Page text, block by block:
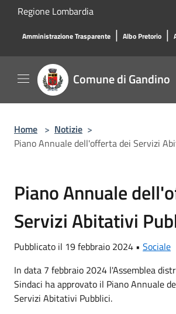
Salta al contenuto principale
Regione Lombardia
Amministrazione Trasparente | Albo Pretorio |
Comune di Gandino
Home > Notizie >
Piano Annuale dell'offerta dei Servizi
Piano Annuale
Servizi Abitativi
Pubblicato il 19 febbraio 2024 • Sociale
In data 7 febbraio 2024 l'Assemblea
Sindaci ha approvato il Piano Annuale
Servizi Abitativi Pubblici.